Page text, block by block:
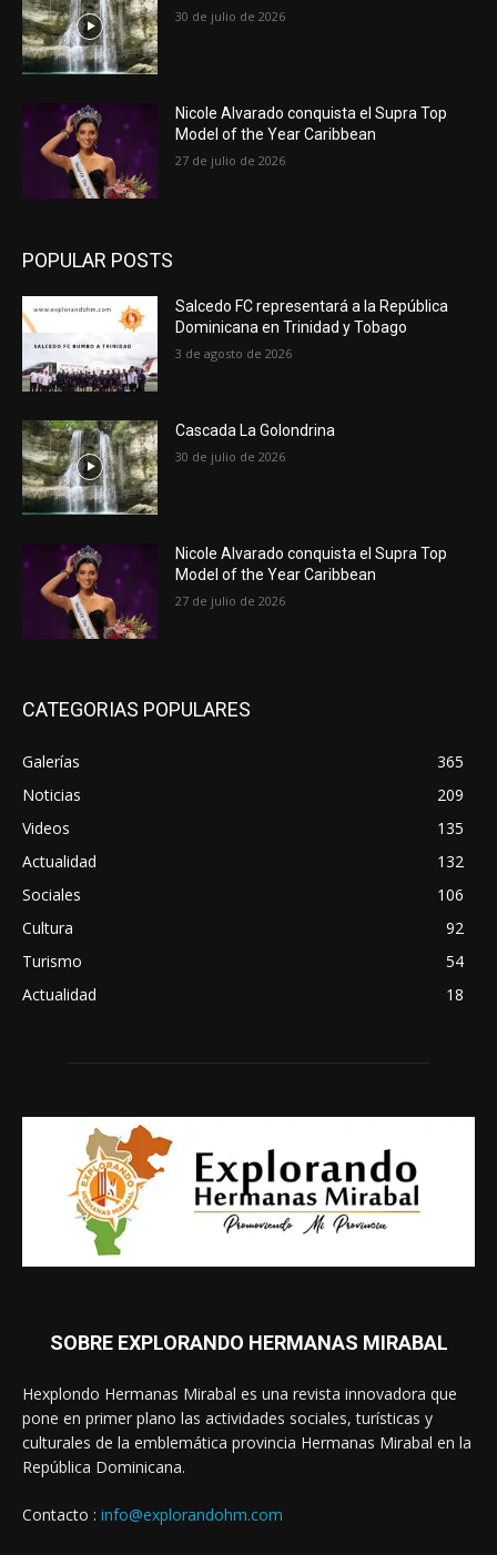
30 de julio de 2026
Nicole Alvarado conquista el Supra Top
Model of the Year Caribbean
27 de julio de 2026
POPULAR POSTS
Salcedo FC representará a la República
Dominicana en Trinidad y Tobago
3 de agosto de 2026
Cascada La Golondrina
30 de julio de 2026
Nicole Alvarado conquista el Supra Top
Model of the Year Caribbean
27 de julio de 2026
CATEGORIAS POPULARES
Galerías
365
Noticias
209
Videos
135
Actualidad
132
Sociales
106
Cultura
92
Turismo
54
Actualidad
18
SOBRE EXPLORANDO HERMANAS MIRABAL
Hexplondo Hermanas Mirabal es una revista innovadora que
pone en primer plano las actividades sociales, turísticas y
culturales de la emblemática provincia Hermanas Mirabal en la
República Dominicana.
Contacto : info@explorandohm.com